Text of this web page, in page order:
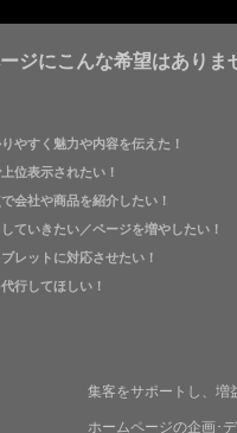
ジにこんな希望はありま
やすく魅力や内容を伝えた！
位表示されたい！
会社や商品を紹介したい！
ていきたい／ページを増やしたい！
レットに対応させたい！
行してほしい！
集客をサポートし、増
ホームページの企画･